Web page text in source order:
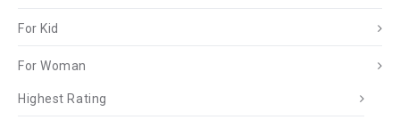
For Kid
For Woman
Highest Rating